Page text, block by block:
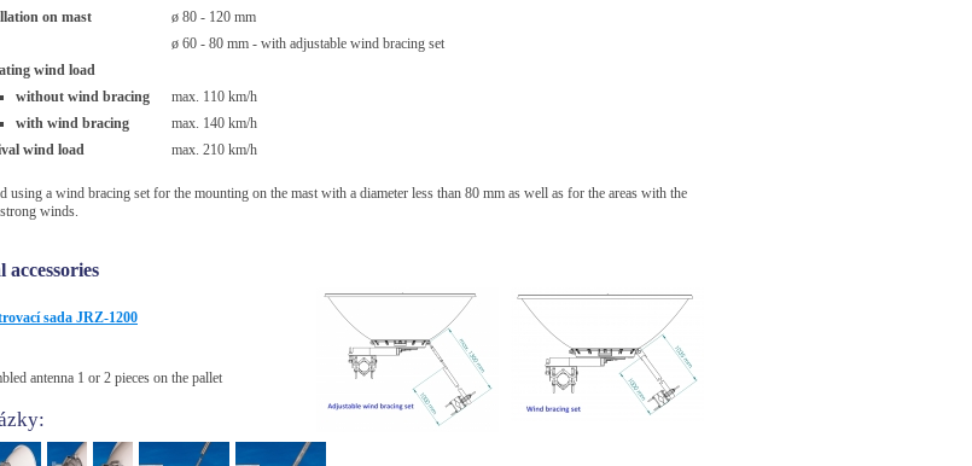
on mast
ø 80 - 120 mm
ø 60 - 80 mm - with adjustable wind bracing set
wind load
without wind bracing
max. 110 km/h
with wind bracing
max. 140 km/h
wind load
max. 210 km/h
using a wind bracing set for the mounting on the mast with a diameter less than 80 mm as well as for the areas with the
winds.
sada JRZ-1200
antenna 1 or 2 pieces on the pallet